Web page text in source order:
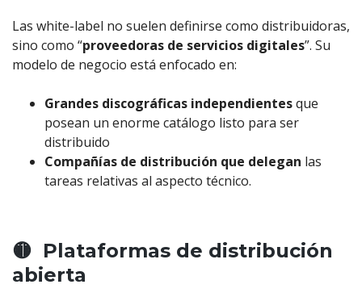
Las white-label no suelen definirse como distribuidoras,
sino como “proveedoras de servicios digitales”. Su
modelo de negocio está enfocado en:
Grandes discográficas independientesque
posean un enorme catálogo listo para ser
distribuido
Compañías de distribución que delegan las
tareas relativas al aspecto técnico.
🟡 Plataformas de distribución
abierta